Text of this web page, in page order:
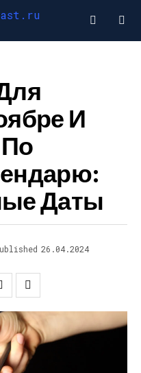
И
По
Даты
26.04.2024